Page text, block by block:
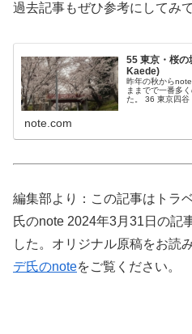
過去記事もぜひ参考にしてみ
55 東京・桜
Kaede)
昨年の秋から
ままでで一番多
た。 36 東京四谷
note.com
編集部より：この記事はトラ
氏のnote 2024年3月31日の記
した。オリジナル原稿をお読
デ氏のnoteをご覧ください。